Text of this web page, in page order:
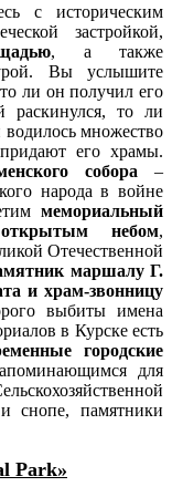
с историческим
застройкой,
, а также
Вы услышите
ли он получил его
раскинулся, то ли
водилось множество
его храмы.
собора
–
народа в войне
мемориальный
небом,
Отечественной
маршалу Г.
и храм-звонницу
выбиты имена
в Курске есть
городские
для
снопе, памятники
Park»